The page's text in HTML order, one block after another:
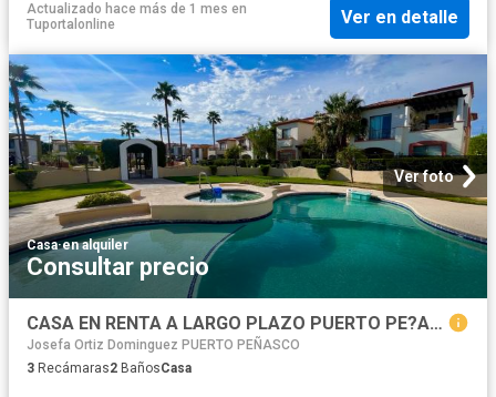
Actualizado hace más de 1 mes en
Tuportalonline
Ver en detalle
Ver foto
Casa·en alquiler
Consultar precio
CASA EN RENTA A LARGO PLAZO PUERTO PE?ASCO
Josefa Ortiz Dominguez PUERTO PEÑASCO
3 Recámaras2 BañosCasa